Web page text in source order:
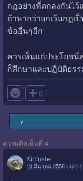
กฎอย่างที่ตกลงกันไว้
ถ้าหากว่ายกเว้นกฎ
ข้ออื่นๆอีก
ควรเห็นแก่ประโยช
ก็ศึกษาและปฏิบัติธร
 0
∨
ความคิดเห็นที่ 4
Kittinate
19 มีนาคม 2558 เวลา